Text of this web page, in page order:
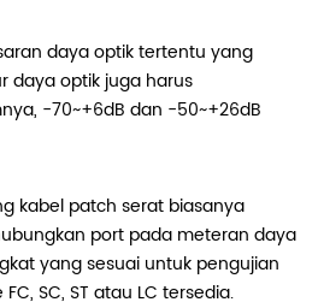
daya optik tertentu yang
daya optik juga harus
-70~+6dB dan -50~+26dB
kabel patch serat biasanya
port pada meteran daya
yang sesuai untuk pengujian
SC, ST atau LC tersedia.